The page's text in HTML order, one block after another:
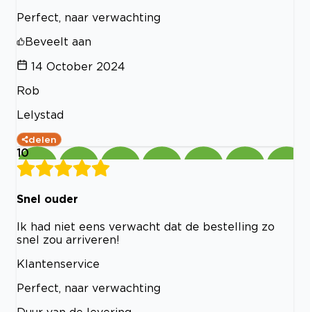
Perfect, naar verwachting
Beveelt aan
14 October 2024
Rob
Lelystad
delen
10
Snel ouder
Ik had niet eens verwacht dat de bestelling zo
snel zou arriveren!
Klantenservice
Perfect, naar verwachting